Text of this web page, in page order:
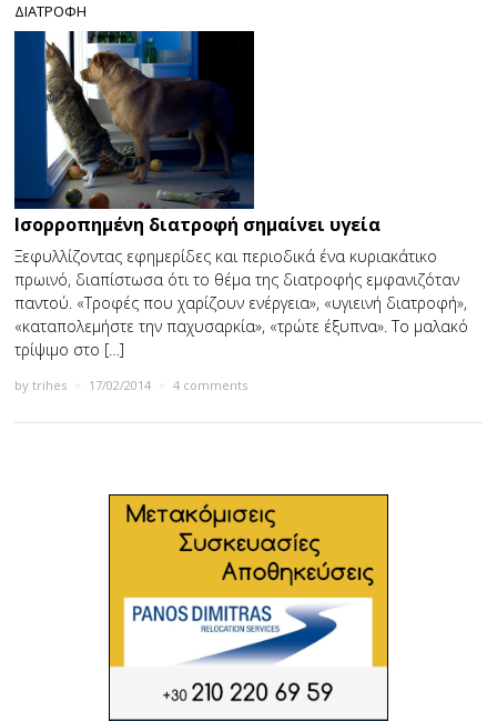
ΔΙΑΤΡΟΦΗ
Ισορροπημένη διατροφή σημαίνει υγεία
Ξεφυλλίζοντας εφημερίδες και περιοδικά ένα κυριακάτικο
πρωινό, διαπίστωσα ότι το θέμα της διατροφής εμφανιζόταν
παντού. «Τροφές που χαρίζουν ενέργεια», «υγιεινή διατροφή»,
«καταπολεµήστε την παχυσαρκία», «τρώτε έξυπνα». Το μαλακό
τρίψιμο στο […]
bytrihes 17/02/2014 4 comments